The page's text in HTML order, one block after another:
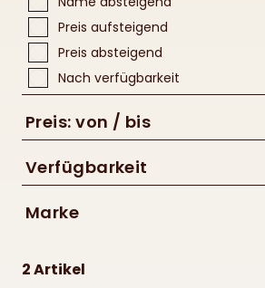
Preis aufsteigend
Preis absteigend
Nach verfügbarkeit
Preis: von / bis
Verfügbarkeit
Marke
2 Artikel